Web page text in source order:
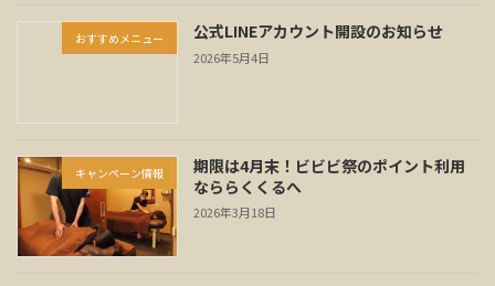
おすすめメニュー 公式LINEアカウント開設のお知らせ
2026年5月4日
キャンペーン情報
期限は4月末！ビビビ祭のポイント利用
なららくくるへ
2026年3月18日